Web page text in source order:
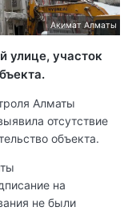
Акимат Алматы
улице, участок
Алматы
отсутствие
объекта.
на
не были